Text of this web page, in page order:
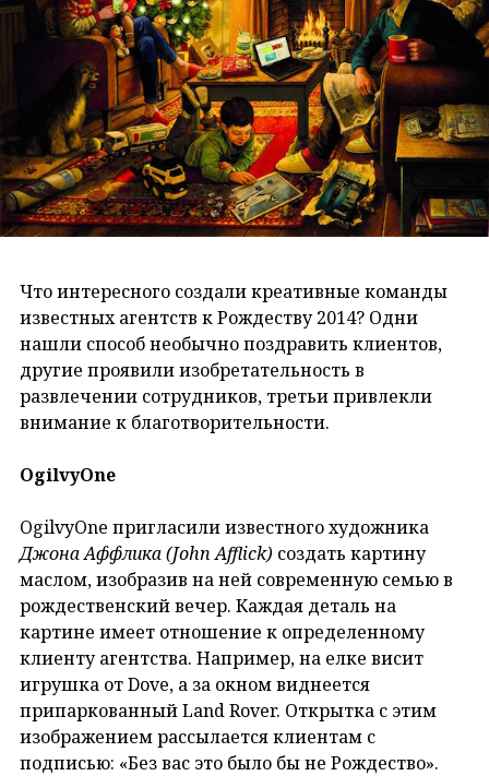
Что интересного создали креативные команды
известных агентств к Рождеству 2014? Одни
нашли способ необычно поздравить клиентов,
другие проявили изобретательность в
развлечении сотрудников, третьи привлекли
внимание к благотворительности.
OgilvyOne
OgilvyOne пригласили известного художника
Джона Аффлика (John Afflick) создать картину
маслом, изобразив на ней современную семью в
рождественский вечер. Каждая деталь на
картине имеет отношение к определенному
клиенту агентства. Например, на елке висит
игрушка от Dove, а за окном виднеется
припаркованный Land Rover. Открытка с этим
изображением рассылается клиентам с
подписью: «Без вас это было бы не Рождество».